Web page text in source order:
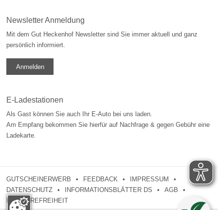
Newsletter Anmeldung
Mit dem Gut Heckenhof Newsletter sind Sie immer aktuell und ganz
persönlich informiert.
Anmelden
E-Ladestationen
Als Gast können Sie auch Ihr E-Auto bei uns laden.
Am Empfang bekommen Sie hierfür auf Nachfrage & gegen Gebühr eine
Ladekarte.
GUTSCHEINERWERB FEEDBACK
IMPRESSUM
DATENSCHUTZ
INFORMATIONSBLÄTTER DS
AGB
BARRIEREFREIHEIT